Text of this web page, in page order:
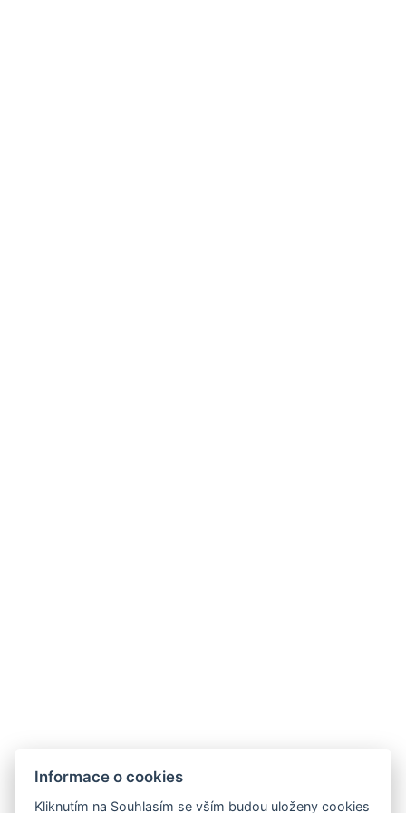
Informace o cookies
Kliknutím na Souhlasím se vším budou uloženy cookies